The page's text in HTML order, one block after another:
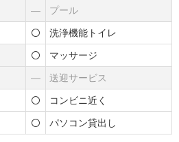
― プール
洗浄機能トイレ
マッサージ
― 送迎サービス
コンビニ近く
パソコン貸出し